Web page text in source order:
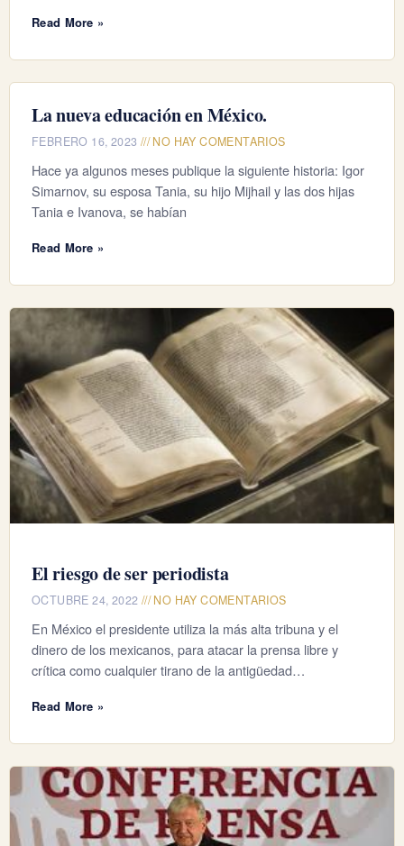
Read More »
La nueva educación en México.
FEBRERO 16, 2023 NO HAY COMENTARIOS
Hace ya algunos meses publique la siguiente historia: Igor
Simarnov, su esposa Tania, su hijo Mijhail y las dos hijas
Tania e Ivanova, se habían
Read More »
El riesgo de ser periodista
OCTUBRE 24, 2022 NO HAY COMENTARIOS
En México el presidente utiliza la más alta tribuna y el
dinero de los mexicanos, para atacar la prensa libre y
crítica como cualquier tirano de la antigüedad…
Read More »